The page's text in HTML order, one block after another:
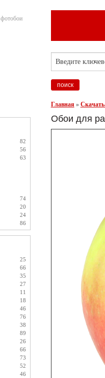
фотобои
82
56
63
74
20
24
86
25
66
35
27
11
18
46
76
38
89
26
66
73
52
46
Главная »
Обои для